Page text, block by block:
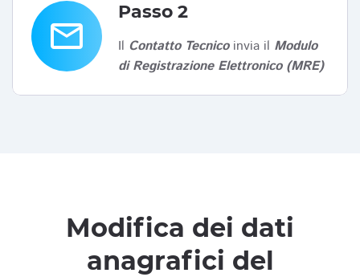
email
Passo 2
Il Contatto Tecnicoinvia il Modulo
di Registrazione Elettronico (MRE)
Modifica dei dati
anagrafici del